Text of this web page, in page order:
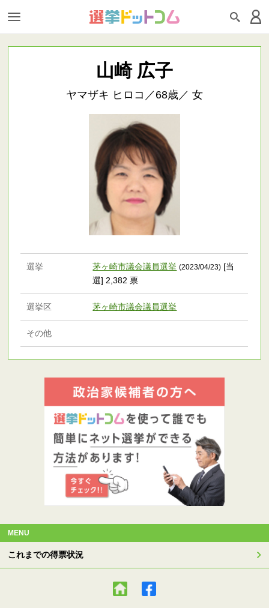
山崎 広子
ヤマザキ ヒロコ／68歳／ 女
選挙 茅ヶ崎市議会議員選挙 (2023/04/23) [当
選] 2,382 票
選挙区 茅ヶ崎市議会議員選挙
その他
MENU
これまでの得票状況